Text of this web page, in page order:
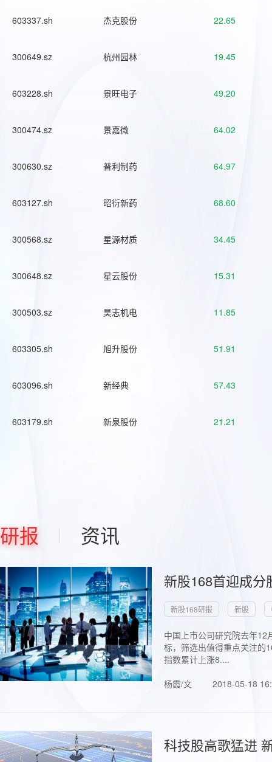
603337.sh 杰克股份 22.65
300649.sz 杭州园林 19.45
603228.sh 景旺电子 49.20
300474.sz 景嘉微 64.02
300630.sz 普利制药 64.97
603127.sh 昭衍新药 68.60
300568.sz 星源材质 34.45
300648.sz 星云股份 15.31
300503.sz 昊志机电 11.85
603305.sh 旭升股份 51.91
603096.sh 新经典 57.43
603179.sh 新泉股份 21.21
研报 资讯
新股168首迎成
新股168研报 新股
中国上市公司研究院去年
标，筛选出值得重点关注的
指数累计上涨8....
杨霞/文
2018-05-18
科技股高歌猛进